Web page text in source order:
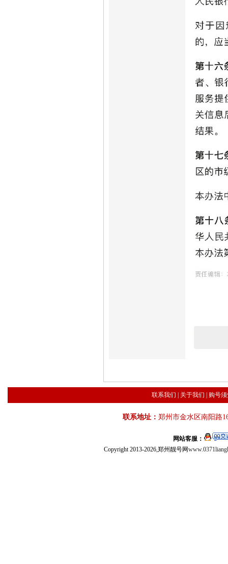
联系我们 关于我们 购号
联系地址： 郑州市金水区南阳路
网站客服：
Copyright 2013-2026,郑州靓号网